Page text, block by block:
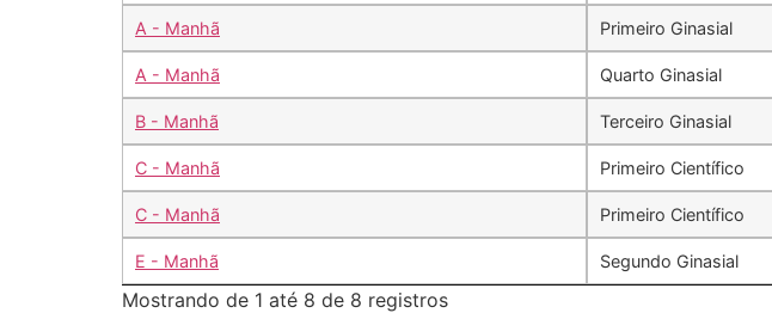
A - Manhã Primeiro Ginasial
A - Manhã Quarto Ginasial
B - Manhã Terceiro Ginasial
C - Manhã Primeiro Científico
C - Manhã Primeiro Científico
E - Manhã Segundo Ginasial
Mostrando de 1 até 8 de 8 registros